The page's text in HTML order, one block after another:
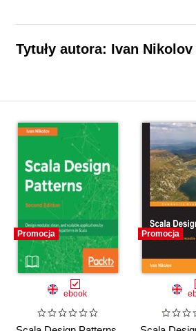
Tytuły autora: Ivan
Promocja
ebook
Promocja